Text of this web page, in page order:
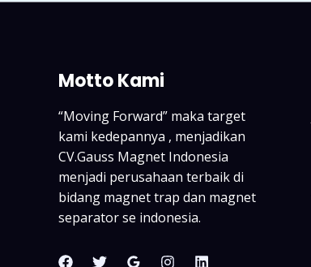
Motto Kami
“Moving Forward” maka target
kami kedepannya , menjadikan
CV.Gauss Magnet Indonesia
menjadi perusahaan terbaik di
bidang magnet trap dan magnet
separator se indonesia.